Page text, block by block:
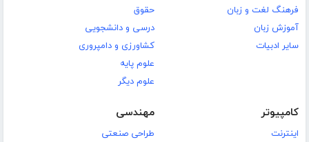
فرهنگ لغت و زبان
آموزش زبان
سایر ادبیات
حقوق
درسی و دانشجویی
کشاورزی و دامپروری
علوم پایه
علوم دیگر
کامپیوتر
اینترنت
مهندسی
طراحی صنعتی